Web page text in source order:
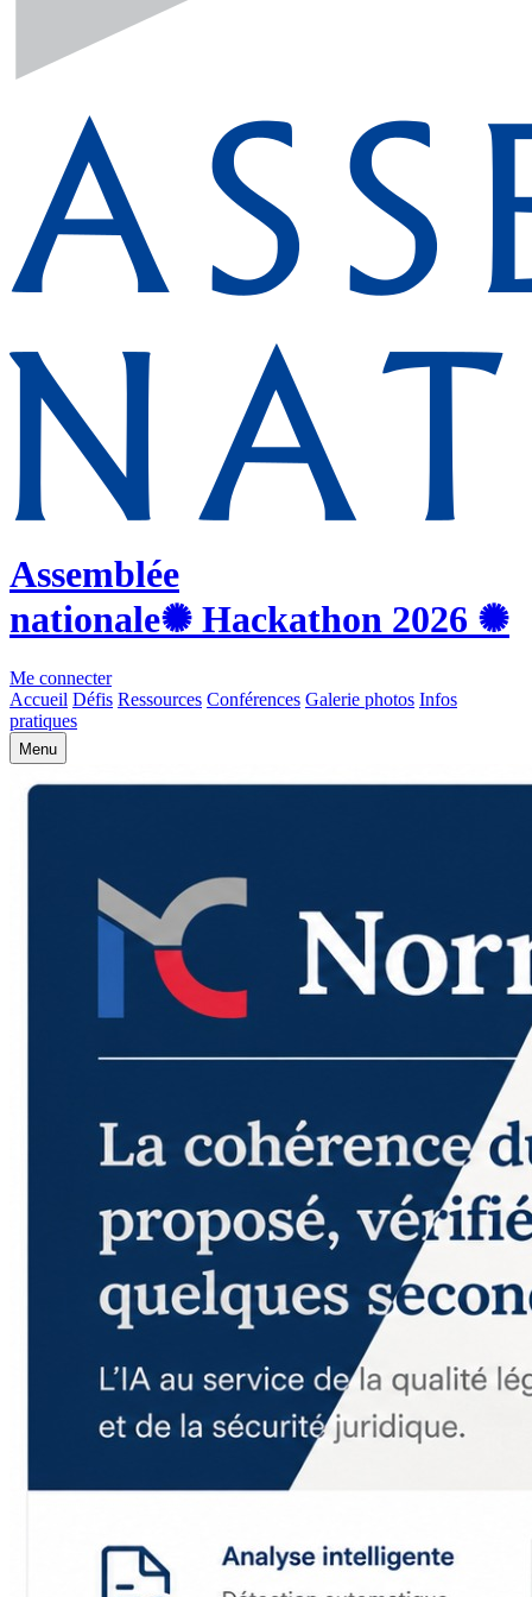
Assemblée
nationale✺ Hackathon 2026 ✺
Me connecter
Accueil Défis Ressources Conférences Galerie photos Infos
pratiques
Menu